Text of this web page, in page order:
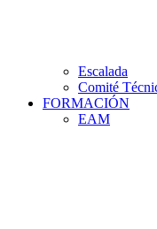
Escalada
Comité
FORMACIÓN
EAM